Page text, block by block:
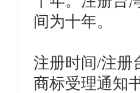
间为十年。
注册时间/注册
商标受理通知